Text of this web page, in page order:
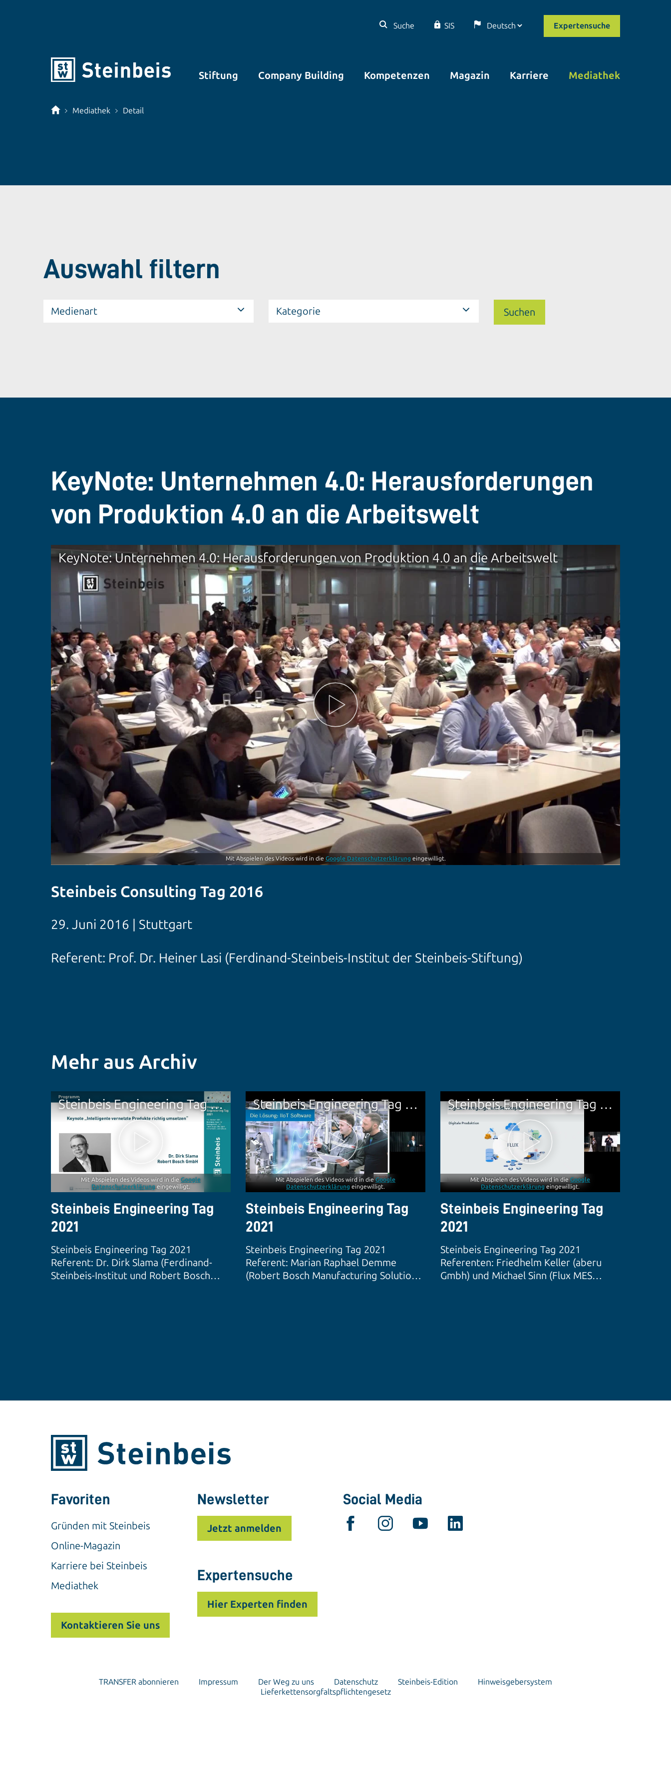
Suche SIS Expertensuche
Stiftung Company Building Kompetenzen Magazin Karriere Mediathek
Mediathek Detail
Auswahl filtern
Medienart Kategorie
KeyNote: Unternehmen 4.0: Herausforderungen
von Produktion 4.0 an die Arbeitswelt
KeyNote: Unternehmen 4.0: Herausforderungen von Produktion 4.0 an die Arbeitswelt
Mit Abspielen des Videos wird in die Google Datenschutzerklärung eingewilligt.
Steinbeis Consulting Tag 2016
29. Juni 2016 | Stuttgart
Referent: Prof. Dr. Heiner Lasi (Ferdinand-Steinbeis-Institut der Steinbeis-Stiftung)
Mehr aus Archiv
Steinbeis Engineering Tag 2021
Mit Abspielen des Videos wird in die Google
Datenschutzerklärungeingewilligt.
Steinbeis Engineering Tag
2021
Steinbeis Engineering Tag 2021
Referent: Dr. Dirk Slama (Ferdinand-
Steinbeis-Institut und Robert Bosch
Steinbeis Engineering Tag 2021
Mit Abspielen des Videos wird in dieGoogle
Datenschutzerklärung eingewilligt.
Steinbeis Engineering Tag
2021
Steinbeis Engineering Tag 2021
Referent: Marian Raphael Demme
(Robert Bosch Manufacturing Solutions
Steinbeis Engineering Tag 2021
Mit Abspielen des Videos wird in dieGoogle
Datenschutzerklärungeingewilligt.
Steinbeis Engineering Tag
2021
Steinbeis Engineering Tag 2021
Referenten: Friedhelm Keller (aberu
Gmbh) und Michael Sinn (Flux MES
Favoriten
Gründen mit Steinbeis
Online-Magazin
Karriere bei Steinbeis
Mediathek
Kontaktieren Sie uns
Newsletter
Jetzt anmelden
Expertensuche
Hier Experten finden
Social Media
TRANSFER abonnieren Impressum Der Weg zu uns Datenschutz Steinbeis-Edition
Hinweisgebersystem
Lieferkettensorgfaltspflichtengesetz